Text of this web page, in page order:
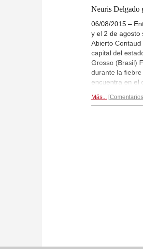
Neuris Delgado
06/08/2015 –
y el 2 de agosto
Abierto Contaud
capital del
Grosso (Brasil)
durante la
encuentra en el
ciudades de
Más... Comentarios